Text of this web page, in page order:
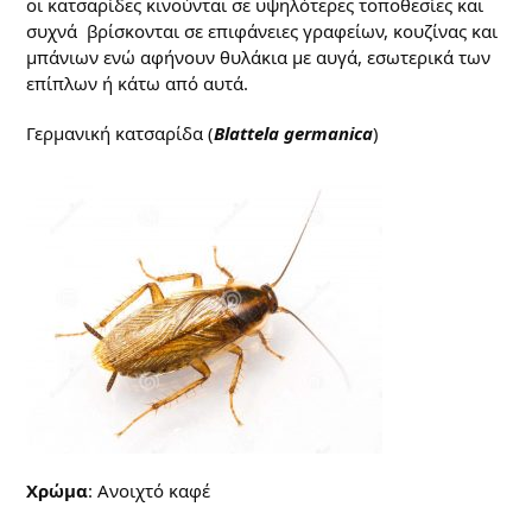
οι κατσαρίδες κινούνται σε υψηλότερες τοποθεσίες και
συχνά βρίσκονται σε επιφάνειες γραφείων, κουζίνας και
μπάνιων ενώ αφήνουν θυλάκια με αυγά, εσωτερικά των
επίπλων ή κάτω από αυτά.
Γερμανική κατσαρίδα (Blattela germanica)
Χρώμα: Ανοιχτό καφέ